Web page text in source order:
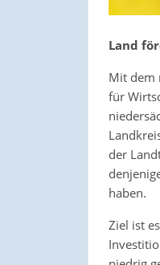
Land
Mit dem
für
der
haben.
Ziel ist